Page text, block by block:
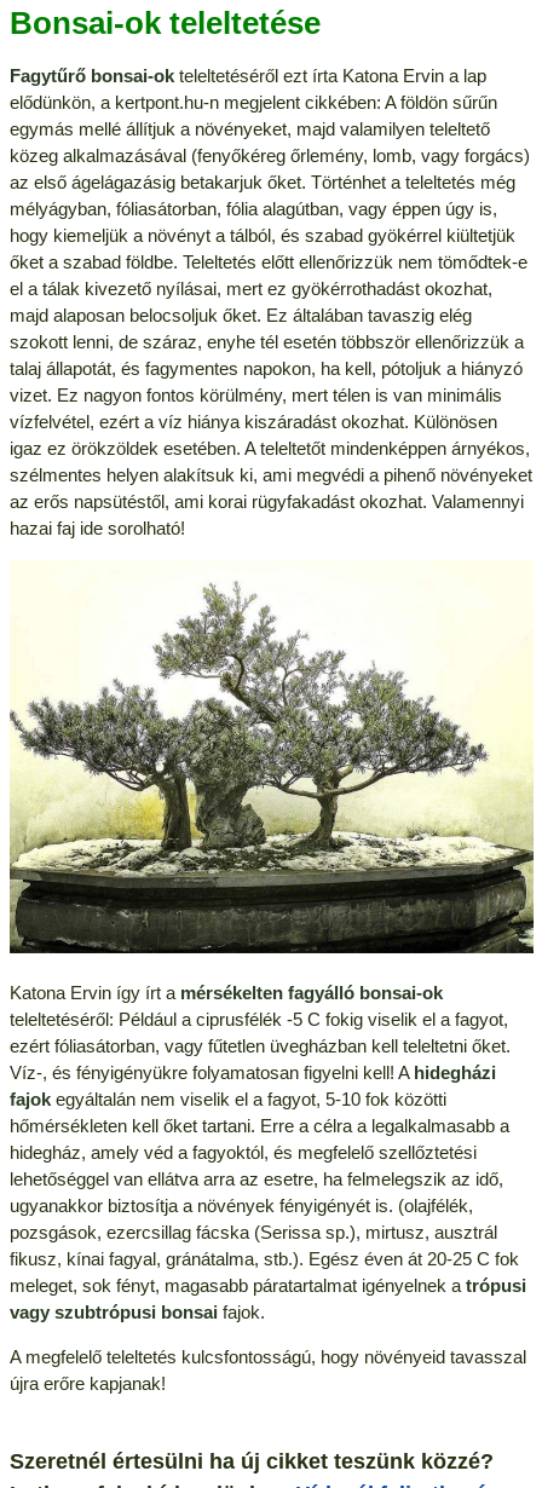
Bonsai-ok teleltetése
Fagytűrő bonsai-okteleltetéséről ezt írta Katona Ervin a lap
elődünkön, a kertpont.hu-n megjelent cikkében: A földön sűrűn
egymás mellé állítjuk a növényeket, majd valamilyen teleltető
közeg alkalmazásával (fenyőkéreg őrlemény, lomb, vagy forgács)
az első ágelágazásig betakarjuk őket. Történhet a teleltetés még
mélyágyban, fóliasátorban, fólia alagútban, vagy éppen úgy is,
hogy kiemeljük a növényt a tálból, és szabad gyökérrel kiültetjük
őket a szabad földbe. Teleltetés előtt ellenőrizzük nem tömődtek-e
el a tálak kivezető nyílásai, mert ez gyökérrothadást okozhat,
majd alaposan belocsoljuk őket. Ez általában tavaszig elég
szokott lenni, de száraz, enyhe tél esetén többször ellenőrizzük a
talaj állapotát, és fagymentes napokon, ha kell, pótoljuk a hiányzó
vizet. Ez nagyon fontos körülmény, mert télen is van minimális
vízfelvétel, ezért a víz hiánya kiszáradást okozhat. Különösen
igaz ez örökzöldek esetében. A teleltetőt mindenképpen árnyékos,
szélmentes helyen alakítsuk ki, ami megvédi a pihenő növényeket
az erős napsütéstől, ami korai rügyfakadást okozhat. Valamennyi
hazai faj ide sorolható!
Katona Ervin így írt a mérsékelten fagyálló bonsai-ok
teleltetéséről: Például a ciprusfélék -5 C fokig viselik el a fagyot,
ezért fóliasátorban, vagy fűtetlen üvegházban kell teleltetni őket.
Víz-, és fényigényükre folyamatosan figyelni kell! A hidegházi
fajokegyáltalán nem viselik el a fagyot, 5-10 fok közötti
hőmérsékleten kell őket tartani. Erre a célra a legalkalmasabb a
hidegház, amely véd a fagyoktól, és megfelelő szellőztetési
lehetőséggel van ellátva arra az esetre, ha felmelegszik az idő,
ugyanakkor biztosítja a növények fényigényét is. (olajfélék,
pozsgások, ezercsillag fácska (Serissa sp.), mirtusz, ausztrál
fikusz, kínai fagyal, gránátalma, stb.). Egész éven át 20-25 C fok
meleget, sok fényt, magasabb páratartalmat igényelnek a trópusi
vagy szubtrópusi bonsaifajok.
A megfelelő teleltetés kulcsfontosságú, hogy növényeid tavasszal
újra erőre kapjanak!
Szeretnél értesülni ha új cikket teszünk közzé?